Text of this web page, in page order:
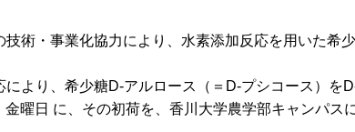
術・事業化協力により、水素添加反応を用いた希
より、希少糖D-アルロース（＝D-プシコース）を
曜日 に、その初荷を、香川大学農学部キャンパス